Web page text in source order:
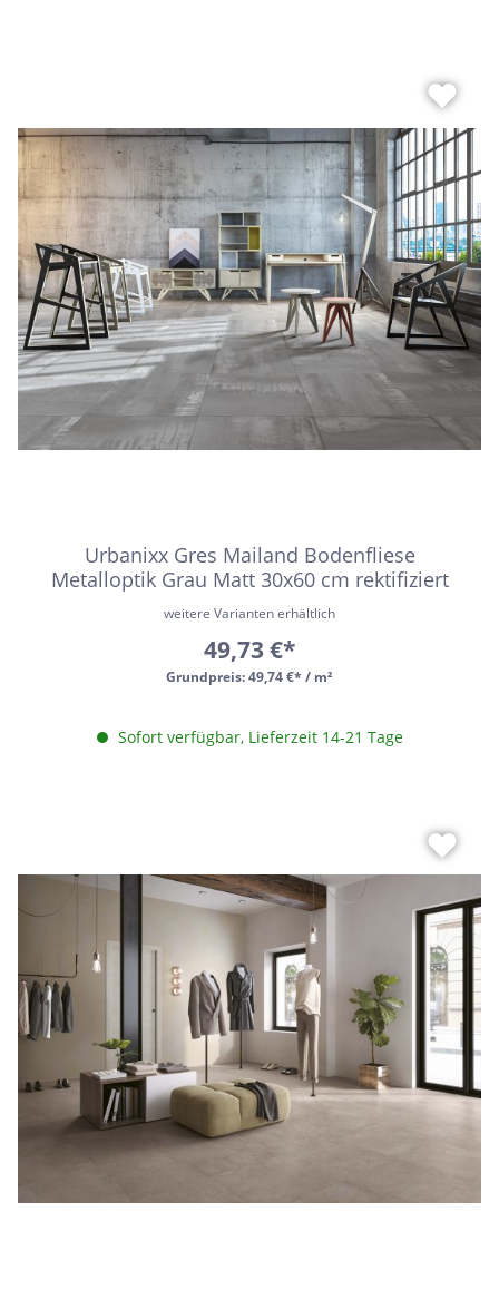
Urbanixx Gres Mailand Bodenfliese
Metalloptik Grau Matt 30x60 cm rektifiziert
Grundpreis:49,74 €* / m²
weitere Varianten erhältlich
49,73 €*
Sofort verfügbar, Lieferzeit 14-21 Tage